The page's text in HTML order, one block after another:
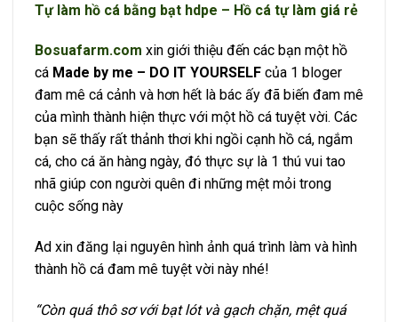
Tự làm hồ cá bằng bạt hdpe – Hồ cá tự làm giá rẻ
Bosuafarm.com xin giới thiệu đến các bạn một hồ
cá Made by me – DO IT YOURSELF của 1 bloger
đam mê cá cảnh và hơn hết là bác ấy đã biến đam mê
của mình thành hiện thực với một hồ cá tuyệt vời. Các
bạn sẽ thấy rất thảnh thơi khi ngồi cạnh hồ cá, ngắm
cá, cho cá ăn hàng ngày, đó thực sự là 1 thú vui tao
nhã giúp con người quên đi những mệt mỏi trong
cuộc sống này
Ad xin đăng lại nguyên hình ảnh quá trình làm và hình
thành hồ cá đam mê tuyệt vời này nhé!
“Còn quá thô sơ với bạt lót và gạch chặn, mệt quá